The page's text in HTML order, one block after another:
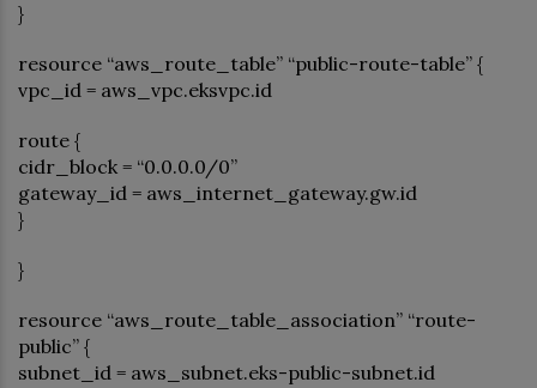
}
resource “aws_route_table” “public-route-table” {
vpc_id = aws_vpc.eksvpc.id
route {
cidr_block = “0.0.0.0/0”
gateway_id = aws_internet_gateway.gw.id
}
}
resource “aws_route_table_association” “route-
public” {
subnet_id = aws_subnet.eks-public-subnet.id